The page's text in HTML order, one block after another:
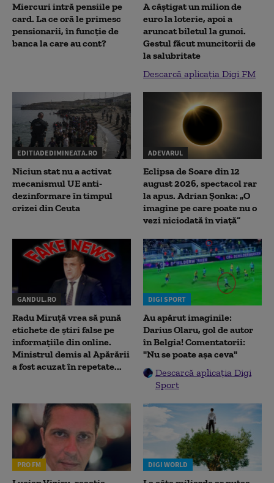
Miercuri intră pensiile pe
card. La ce oră le primesc
pensionarii, în funcție de
banca la care au cont?
A câștigat un milion de
euro la loterie, apoi a
aruncat biletul la gunoi.
Gestul făcut muncitorii de
la salubritate
Descarcă aplicația Digi FM
EDITIADEDIMINEATA.RO
Niciun stat nu a activat
mecanismul UE anti-
dezinformare în timpul
crizei din Ceuta
ADEVARUL
Eclipsa de Soare din 12
august 2026, spectacol rar
la apus. Adrian Șonka: „O
imagine pe care poate nu o
vezi niciodată în viață”
GANDUL.RO
Radu Miruţă vrea să pună
etichete de știri false pe
informațiile din online.
Ministrul demis al Apărării
a fost acuzat în repetate...
DIGI SPORT
Au apărut imaginile:
Darius Olaru, gol de autor
în Belgia! Comentatorii:
"Nu se poate așa ceva"
Descarcă aplicația Digi
Sport
PRO FM DIGI WORLD